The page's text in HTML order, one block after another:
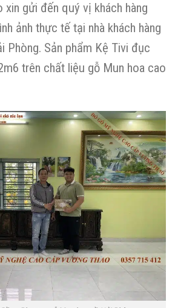
xin gửi đến quý vị khách hàng
ảnh thực tế tại nhà khách hàng
Phòng. Sản phẩm Kệ Tivi đục
trên chất liệu gỗ Mun hoa cao